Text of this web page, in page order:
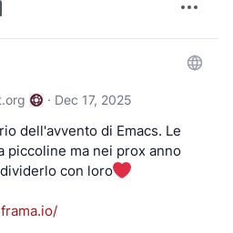
· Dec 17, 2025
dell'avvento di Emacs. Le
piccoline ma nei prox anno
con loro